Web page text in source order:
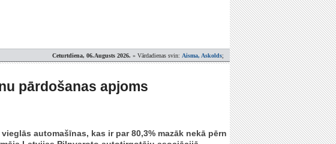
Ceturtdiena, 06.Augusts 2026. » Vārdadienas svin: Aisma, Askolds;
pārdošanas apjoms
automašīnas, kas ir par 80,3% mazāk nekā pērn